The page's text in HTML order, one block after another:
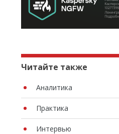
Читайте также
Аналитика
Практика
Интервью